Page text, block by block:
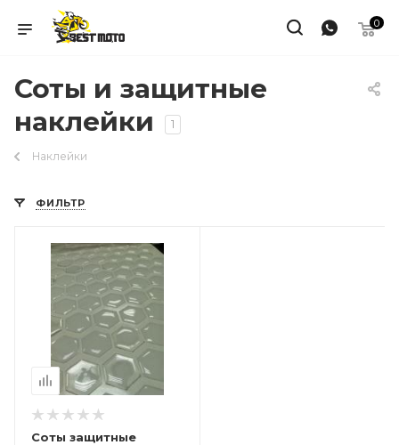
0
Соты и защитные
наклейки
1
Наклейки
ФИЛЬТР
Соты защитные